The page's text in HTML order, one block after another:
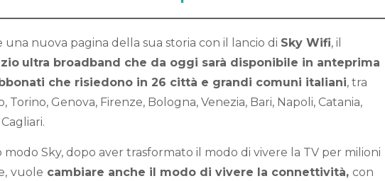
una nuova pagina della sua storia con il lancio di Sky Wifi, il
ultra broadband che da oggi sarà disponibile in anteprima
che risiedono in 26 città e grandi comuni italiani, tra
Torino, Genova, Firenze, Bologna, Venezia, Bari, Napoli, Catania,
modo Sky, dopo aver trasformato il modo di vivere la TV per milioni
vuole cambiare anche il modo di vivere la connettività, con